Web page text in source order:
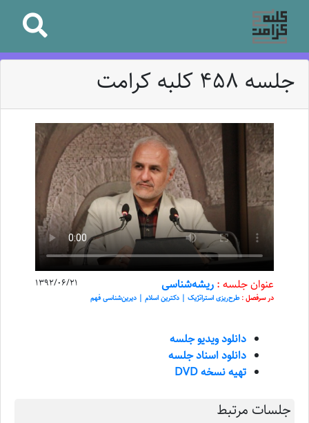
جلسه 458 کلبه کرامت
1392/06/21 عنوان جلسه : ریشه‌شناسی
در سرفصل :طرح‌ریزی استراتژیک | دکترین اسلام | دیرین‌شناسی فهم
دانلود ویدیو جلسه
دانلود اسناد جلسه
تهیه نسخه DVD
جلسات مرتبط